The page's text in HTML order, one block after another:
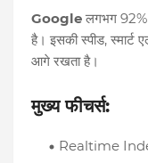
Google लगभग 92%
है। इसकी स्पीड,
आगे रखता है।
मुख्य फीचर्स:
Realtime